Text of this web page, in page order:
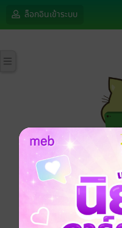
ล็อกอินเข้าระบบ
กรุณาเข้าสู่ระบบ
ล็อ